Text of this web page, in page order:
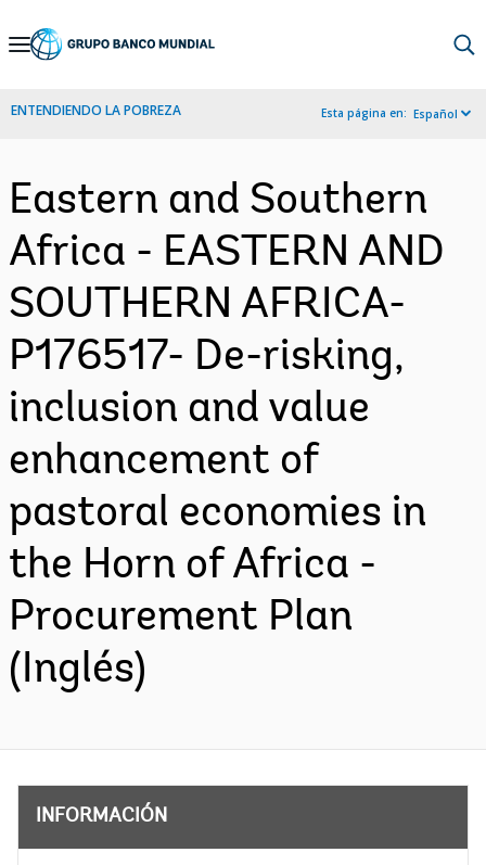
Skip
Navigation
ENTENDIENDO LA POBREZA Esta página en: Español
Eastern and Southern
Africa - EASTERN AND
SOUTHERN AFRICA-
P176517- De-risking,
inclusion and value
enhancement of
pastoral economies in
the Horn of Africa -
Procurement Plan
(Inglés)
INFORMACIÓN